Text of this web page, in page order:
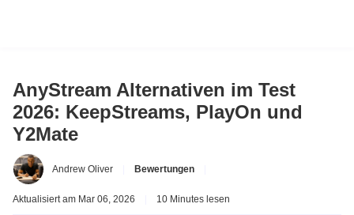
AnyStream Alternativen im Test
2026: KeepStreams, PlayOn und
Y2Mate
Andrew Oliver Bewertungen
Aktualisiert am Mar 06, 2026 10 Minutes lesen